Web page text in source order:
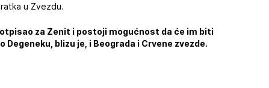
u Zvezdu.
za Zenit i postoji mogućnost da će im biti
blizu je, i Beograda i Crvene zvezde.